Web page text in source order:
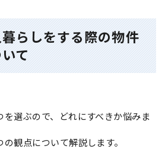
らしをする際の物件
て
選ぶので、どれにすべきか悩みま
観点について解説します。